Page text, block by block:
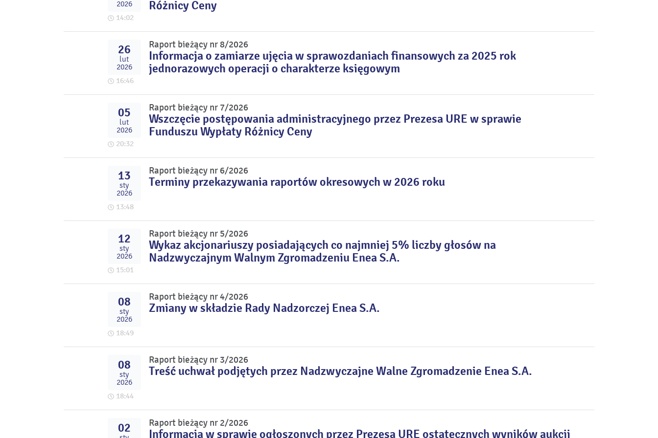
2026
14:02
Różnicy Ceny
26
lut
2026
16:46
Raport bieżący nr 8/2026
Informacja o zamiarze ujęcia w sprawozdaniach finansowych za 2025 rok
jednorazowych operacji o charakterze księgowym
05
lut
2026
20:32
Raport bieżący nr 7/2026
Wszczęcie postępowania administracyjnego przez Prezesa URE w sprawie
Funduszu Wypłaty Różnicy Ceny
13
sty
2026
13:48
Raport bieżący nr 6/2026
Terminy przekazywania raportów okresowych w 2026 roku
12
sty
2026
15:01
Raport bieżący nr 5/2026
Wykaz akcjonariuszy posiadających co najmniej 5% liczby głosów na
Nadzwyczajnym Walnym Zgromadzeniu Enea S.A.
08
sty
2026
18:49
Raport bieżący nr 4/2026
Zmiany w składzie Rady Nadzorczej Enea S.A.
08
sty
2026
18:44
Raport bieżący nr 3/2026
Treść uchwał podjętych przez Nadzwyczajne Walne Zgromadzenie Enea S.A.
02 Raport bieżący nr 2/2026
Informacja w sprawie ogłoszonych przez Prezesa URE ostatecznych wyników aukcji